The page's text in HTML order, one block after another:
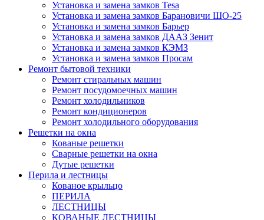
Установка и замена замков Tesa
Установка и замена замков Барановичи ШО-25
Установка и замена замков Барьер
Установка и замена замков ДААЗ Зенит
Установка и замена замков КЭМЗ
Установка и замена замков Просам
Ремонт бытовой техники
Ремонт стиральных машин
Ремонт посудомоечных машин
Ремонт холодильников
Ремонт кондиционеров
Ремонт холодильного оборудования
Решетки на окна
Кованые решетки
Сварные решетки на окна
Дутые решетки
Перила и лестницы
Кованое крыльцо
ПЕРИЛА
ЛЕСТНИЦЫ
КОВАНЫЕ ЛЕСТНИЦЫ